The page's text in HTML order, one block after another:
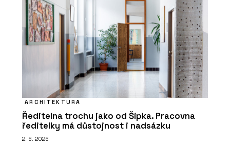
ARCHITEKTURA
Ředitelna trochu jako od Šípka. Pracovna
ředitelky má důstojnost i nadsázku
2. 6. 2026